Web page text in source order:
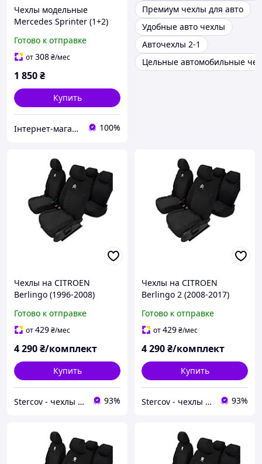
Чехлы модельные
Mercedes Sprinter (1+2)
Готово к отправке
от308₴/мес
1 850₴
Купить
Інтернет-магазин "Автостиль Дніпро" 100%
Премиум чехлы для авто
Удобные авто чехлы
Авточехлы 2-1
Цельные автомобильные
Чехлы на CITROEN
Berlingo (1996-2008)
чехлы на сиденья
Ситроен Берлинго cov
Готово к отправке
от429₴/мес
4 290₴/комплект
Купить
Stercov - чехлы для сидений вашего автомобиля 93%
Чехлы на CITROEN
Berlingo 2 (2008-2017)
чехлы на сиденья
Ситроен Берлинго cov
Готово к отправке
от429₴/мес
4 290₴/комплект
Купить
Stercov - чехлы для сидений вашего автомобиля 93%